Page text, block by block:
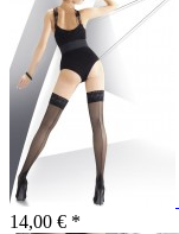
14,00 € *